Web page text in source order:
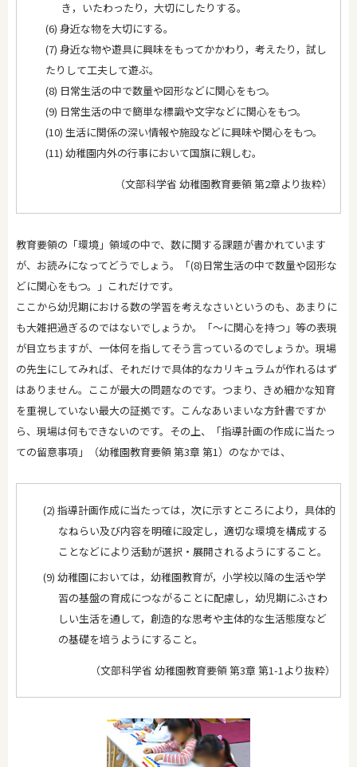
き，いたわったり，大切にしたりする。
(6) 身近な物を大切にする。
(7) 身近な物や遊具に興味をもってかかわり，考えたり，試し
たりして工夫して遊ぶ。
(8) 日常生活の中で数量や図形などに関心をもつ。
(9) 日常生活の中で簡単な標識や文字などに関心をもつ。
(10) 生活に関係の深い情報や施設などに興味や関心をもつ。
(11) 幼稚園内外の行事において国旗に親しむ。
（文部科学省 幼稚園教育要領 第2章より抜粋）
教育要領の「環境」領域の中で、数に関する課題が書かれています
が、お読みになってどうでしょう。「(8)日常生活の中で数量や図形な
どに関心をもつ。」これだけです。
ここから幼児期における数の学習を考えなさいというのも、あまりに
も大雑把過ぎるのではないでしょうか。「～に関心を持つ」等の表現
が目立ちますが、一体何を指してそう言っているのでしょうか。現場
の先生にしてみれば、それだけで具体的なカリキュラムが作れるはず
はありません。ここが最大の問題なのです。つまり、きめ細かな知育
を重視していない最大の証拠です。こんなあいまいな方針書ですか
ら、現場は何もできないのです。その上、「指導計画の作成に当たっ
ての留意事項」（幼稚園教育要領 第3章 第1）のなかでは、
(2) 指導計画作成に当たっては，次に示すところにより，具体的
なねらい及び内容を明確に設定し，適切な環境を構成する
ことなどにより活動が選択・展開されるようにすること。
(9) 幼稚園においては，幼稚園教育が，小学校以降の生活や学
習の基盤の育成につながることに配慮し，幼児期にふさわ
しい生活を通して，創造的な思考や主体的な生活態度など
の基礎を培うようにすること。
（文部科学省 幼稚園教育要領 第3章 第1-1より抜粋）